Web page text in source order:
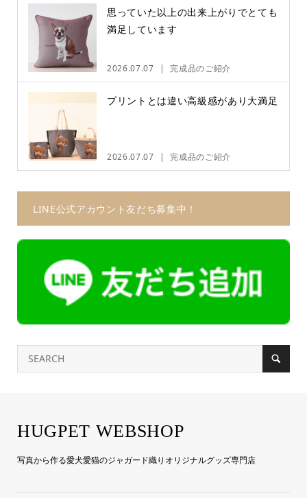
思っていた以上の出来上がりでとても
満足しています
2026.07.07 完成品のご紹介
プリントとは違い高級感があり大満足
2026.07.07 完成品のご紹介
LINE公式アカウント友だち募集中！
HUGPET WEBSHOP
写真から作る愛犬愛猫のジャガード織りオリジナルグッズ専門店